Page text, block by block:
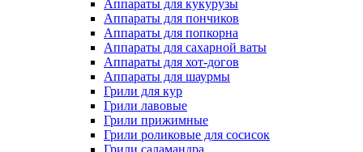
Аппараты для кукурузы
Аппараты для пончиков
Аппараты для попкорна
Аппараты для сахарной ваты
Аппараты для хот-догов
Аппараты для шаурмы
Грили для кур
Грили лавовые
Грили прижимные
Грили роликовые для сосисок
Грили саламандра